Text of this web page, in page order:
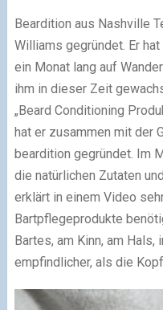
Beardition aus Nashville
Williams gegründet. Er
ein Monat lang auf
ihm in dieser Zeit
„Beard Conditioning
hat er zusammen mit der
beardition gegründet. Im
die natürlichen Zutaten
erklärt in einem Video
Bartpflegeprodukte
Bartes, am Kinn, am
empfindlicher, als die